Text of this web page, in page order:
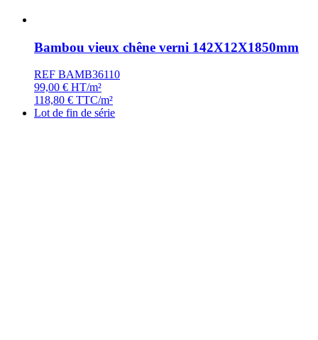
Bambou vieux chêne verni 142X12X1850mm
REF BAMB36110
99,00 € HT/m²
118,80 € TTC/m²
Lot de fin de série